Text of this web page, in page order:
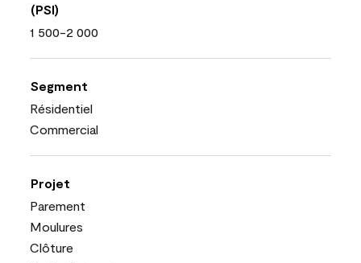
(PSI)
1 500-2 000
Segment
Résidentiel
Commercial
Projet
Parement
Moulures
Clôture